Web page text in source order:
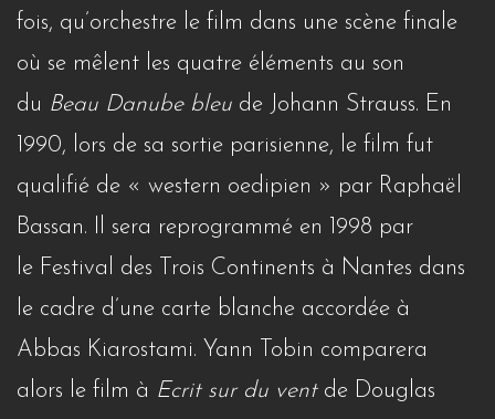
fois, qu’orchestre le film dans une scène finale
où se mêlent les quatre éléments au son
du Beau Danube bleu de Johann Strauss. En
1990, lors de sa sortie parisienne, le film fut
qualifié de « western oedipien » par Raphaël
Bassan. Il sera reprogrammé en 1998 par
le Festival des Trois Continents à Nantes dans
le cadre d’une carte blanche accordée à
Abbas Kiarostami. Yann Tobin comparera
alors le film à Ecrit sur du ventde Douglas